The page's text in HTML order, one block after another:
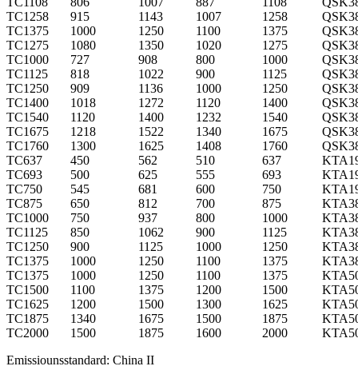
TC1258
915 1143 1007 1258
TC1375
1000 1250 1100 1375
TC1275
1080 1350 1020 1275
TC1000
727 908 800 1000
TC1125
818 1022 900 1125
TC1250
909 1136 1000 1250
TC1400
1018 1272 1120 1400
TC1540
1120 1400 1232 1540
TC1675
1218 1522 1340 1675
TC1760
1300 1625 1408 1760
TC637
450 562 510 637
TC693
500 625 555 693
TC750
545 681 600 750
TC875
650 812 700 875
TC1000
750 937 800 1000
TC1125
850 1062 900 1125
TC1250
900 1125 1000 1250
TC1375
1000 1250 1100 1375
TC1375
1000 1250 1100 1375
TC1500
1100 1375 1200 1500
TC1625
1200 1500 1300 1625
TC1875
1340 1675 1500 1875
TC2000
1500 1875 1600 2000
Emissiounsstandard: China II